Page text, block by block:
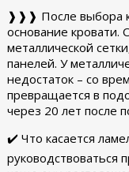
❱❱❱ После выбора
основание
металлической
панелей. У
недостаток – со
превращается в
через 20 лет после
✔️ Что касается
руководствоваться